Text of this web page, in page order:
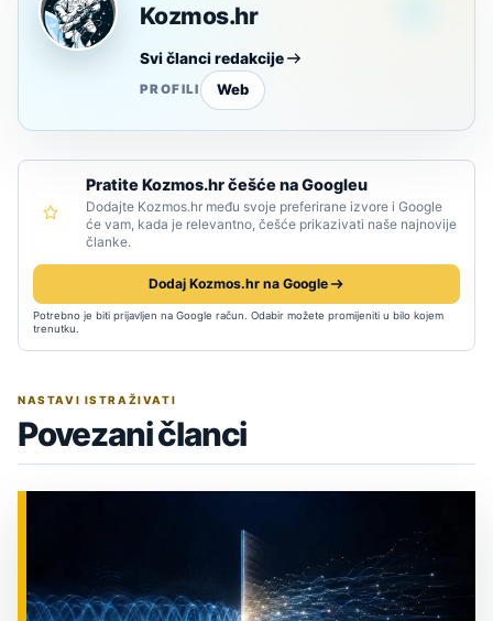
Kozmos.hr
Svi članci redakcije
PROFILI Web
Pratite Kozmos.hr češće na Googleu
Dodajte Kozmos.hr među svoje preferirane izvore i Google
će vam, kada je relevantno, češće prikazivati naše najnovije
članke.
Dodaj Kozmos.hr na Google
Potrebno je biti prijavljen na Google račun. Odabir možete promijeniti u bilo kojem
trenutku.
NASTAVI ISTRAŽIVATI
Povezani članci